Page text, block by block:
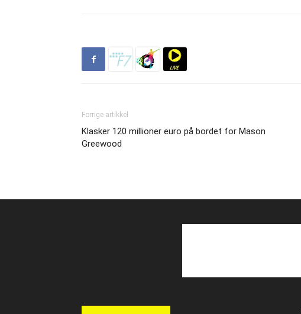
Forrige artikkel
Klasker 120 millioner euro på bordet for Mason
Greewood